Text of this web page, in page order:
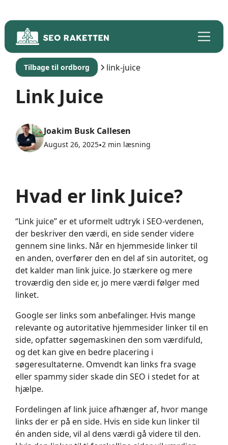
Tilbage til ordborg link-juice
Link Juice
Joakim Busk Callesen
August 26, 2025•2 min læsning
Hvad er link Juice?
“Link juice” er et uformelt udtryk i SEO-verdenen,
der beskriver den værdi, en side sender videre
gennem sine links. Når en hjemmeside linker til
en anden, overfører den en del af sin autoritet, og
det kalder man link juice. Jo stærkere og mere
troværdig den side er, jo mere værdi følger med
linket.
Google ser links som anbefalinger. Hvis mange
relevante og autoritative hjemmesider linker til en
side, opfatter søgemaskinen den som værdifuld,
og det kan give en bedre placering i
søgeresultaterne. Omvendt kan links fra svage
eller spammy sider skade din SEO i stedet for at
hjælpe.
Fordelingen af link juice afhænger af, hvor mange
links der er på en side. Hvis en side kun linker til
én anden side, vil al dens værdi gå videre til den.